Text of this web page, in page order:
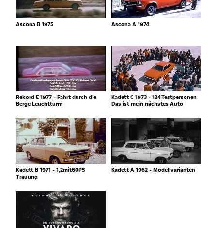
Ascona B 1975 Ascona A 1974
Rekord E 1977 - Fahrt durch die
Berge Leuchtturm
Kadett C 1973 - 124Testpersonen
Das ist mein nächstes Auto
Kadett B 1971 - 1,2mit60PS
Trauung
Kadett A 1962 - Modellvarianten